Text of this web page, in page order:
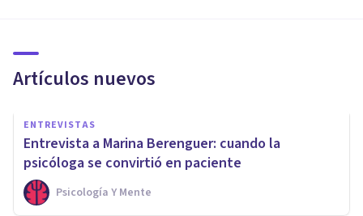
Artículos nuevos
ENTREVISTAS
Entrevista a Marina Berenguer: cuando la
psicóloga se convirtió en paciente
Psicología Y Mente